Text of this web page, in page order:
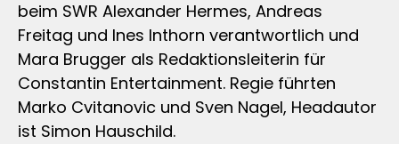
beim SWR Alexander Hermes, Andreas
Freitag und Ines Inthorn verantwortlich und
Mara Brugger als Redaktionsleiterin für
Constantin Entertainment. Regie führten
Marko Cvitanovic und Sven Nagel, Headautor
ist Simon Hauschild.